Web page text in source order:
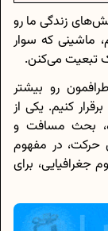
زندگی ما رو
ماشینی که سوار
تبعیت می‌کنن.
رو بیشتر
کنیم. یکی از
بحث مسافت و
حرکت، در مفهوم
برای